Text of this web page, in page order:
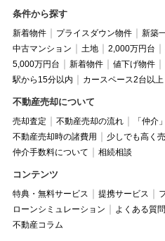
条件から探す
新着物件 プライスダウン物件 新築
中古マンション
土地 2,000万円台
5,000万円台
新着物件 値下げ物件
駅から15分以内
カースペース2台以上
不動産売却について
売却査定 不動産売却の流れ
「仲介
不動産売却時の諸費用
少しでも高く
仲介手数料について
相続相談
コンテンツ
特典・無料サービス 提携サービス
ローンシミュレーション
よくある質問
不動産コラム